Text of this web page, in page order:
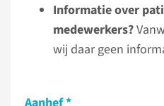
Informatie over
medewerkers?
wij daar geen